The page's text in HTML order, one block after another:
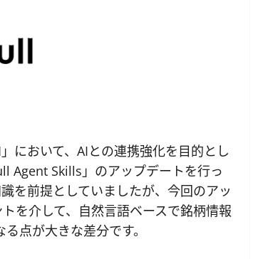
において、AIとの連携強化を目的とし
Agent Skills」のアップデートを行っ
を前提としていましたが、今回のアッ
を介して、自然言語ベースで銘柄情報
点が大きな差分です。